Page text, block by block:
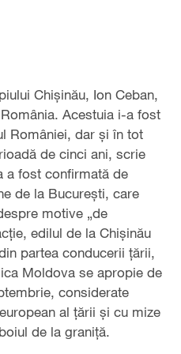
Chişinău, Ion Ceban,
Acestuia i-a fost
României, dar şi în tot
de cinci ani, scrie
a fost confirmată de
de la Bucureşti, care
motive „de
edilul de la Chişinău
partea conducerii ţării,
Moldova se apropie de
considerate
al ţării şi cu mize
de la graniţă.